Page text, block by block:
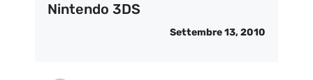
Nintendo 3DS
Settembre 13, 2010